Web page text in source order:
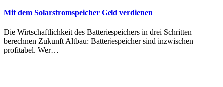
Mit dem Solarstromspeicher Geld verdienen
Die Wirtschaftlichkeit des Batteriespeichers in drei Schritten
berechnen Zukunft Altbau: Batteriespeicher sind inzwischen
profitabel. Wer…